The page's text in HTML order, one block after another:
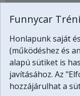
-
-
-
fizetéssel
Funnycar
Honlapunk saját
(működéshez és
alapú sütiket is
javításához. Az
hozzájárulhat a